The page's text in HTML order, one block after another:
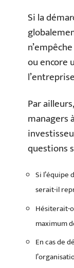
Si la
ou encore
Par
managers
questions
Si l’équipe
serait-il
Hésiterait-
maximum
En cas de